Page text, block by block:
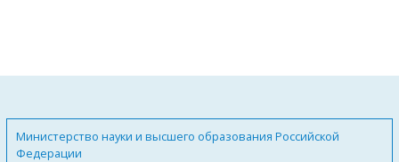
Министерство науки и высшего образования Российской
Федерации